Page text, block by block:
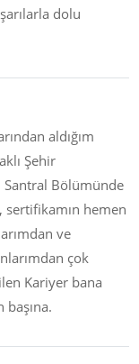
dolu
aldığım
Şehir
Santral Bölümünde
sertifikamın hemen
ve
çok
Kariyer bana
başına.